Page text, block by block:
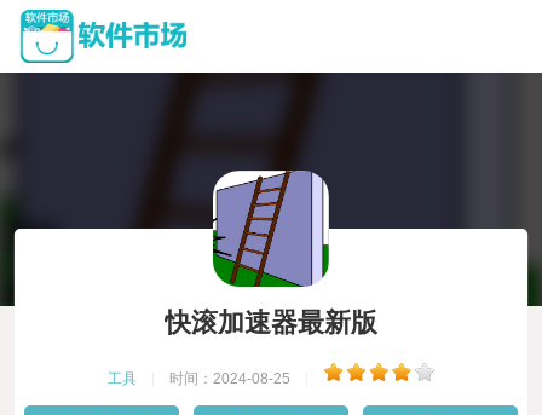
快滚加速器最新版
工具 时间：2024-08-25